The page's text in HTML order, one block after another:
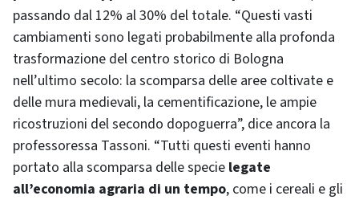
passando dal 12% al 30% del totale. “Questi vasti
cambiamenti sono legati probabilmente alla profonda
trasformazione del centro storico di Bologna
nell’ultimo secolo: la scomparsa delle aree coltivate e
delle mura medievali, la cementificazione, le ampie
ricostruzioni del secondo dopoguerra”, dice ancora la
professoressa Tassoni. “Tutti questi eventi hanno
portato alla scomparsa delle specie legate
all’economia agraria di un tempo, come i cereali e gli